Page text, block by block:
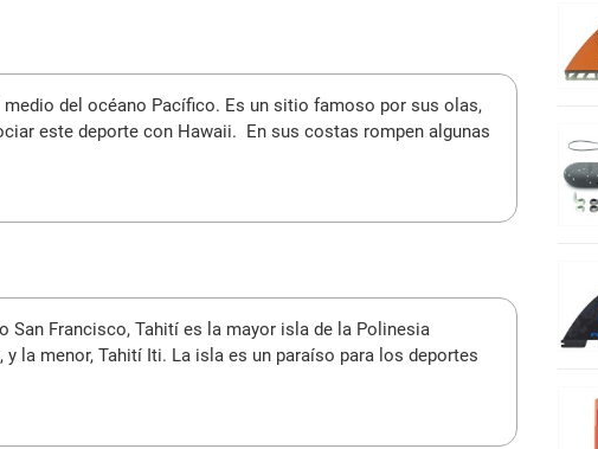
del océano Pacífico. Es un sitio famoso por sus olas,
este deporte con Hawaii. En sus costas rompen algunas
San Francisco, Tahití es la mayor isla de la Polinesia
la menor, Tahití Iti. La isla es un paraíso para los deportes